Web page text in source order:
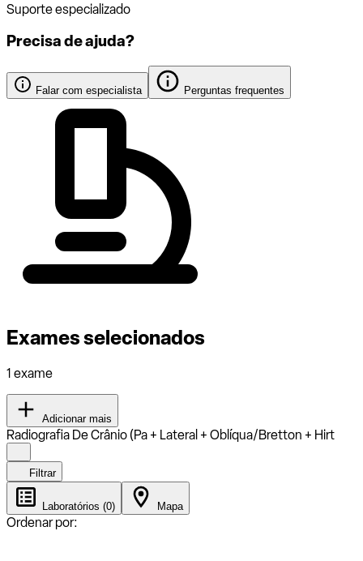
Suporte especializado
Precisa de ajuda?
Falar com especialista Perguntas frequentes
Exames selecionados
1 exame
Adicionar mais
Radiografia De Crânio (Pa + Lateral + Oblíqua/Bretton + Hirt
Filtrar
Laboratórios (0) Mapa
Ordenar por: